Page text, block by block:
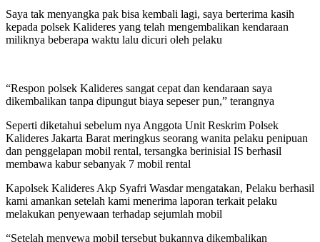
Saya tak menyangka pak bisa kembali lagi, saya berterima kasih
kepada polsek Kalideres yang telah mengembalikan kendaraan
miliknya beberapa waktu lalu dicuri oleh pelaku
“Respon polsek Kalideres sangat cepat dan kendaraan saya
dikembalikan tanpa dipungut biaya sepeser pun,” terangnya
Seperti diketahui sebelum nya Anggota Unit Reskrim Polsek
Kalideres Jakarta Barat meringkus seorang wanita pelaku penipuan
dan penggelapan mobil rental, tersangka berinisial IS berhasil
membawa kabur sebanyak 7 mobil rental
Kapolsek Kalideres Akp Syafri Wasdar mengatakan, Pelaku berhasil
kami amankan setelah kami menerima laporan terkait pelaku
melakukan penyewaan terhadap sejumlah mobil
“Setelah menyewa mobil tersebut bukannya dikembalikan